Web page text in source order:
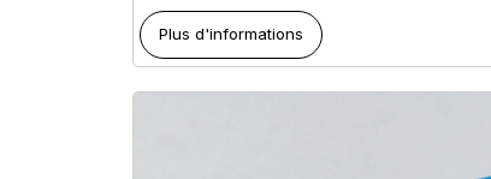
Plus d'informations